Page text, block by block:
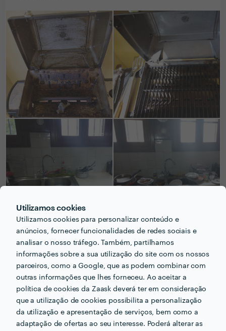
Utilizamos cookies
Utilizamos cookies para personalizar conteúdo e
anúncios, fornecer funcionalidades de redes sociais e
analisar o nosso tráfego. Também, partilhamos
informações sobre a sua utilização do site com os nossos
parceiros, como a Google, que as podem combinar com
outras informações que lhes forneceu. Ao aceitar a
política de cookies da Zaask deverá ter em consideração
que a utilização de cookies possibilita a personalização
da utilização e apresentação de serviços, bem como a
adaptação de ofertas ao seu interesse. Poderá alterar as
PERGUNTAS E RESPOSTAS
Em que informações deve um ou uma cliente pensar
acerca do projecto que quer realizar antes de falar
com profissionais?
A dimensão da área a ser limpa e a quantidade de